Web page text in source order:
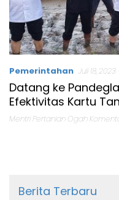
Pemerintahan Juli 18, 2023
Datang ke
Efektivitas Kartu
Mentri Pertanian Ogah
Berita Terbaru